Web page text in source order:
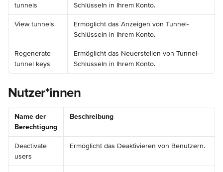
tunnels
Schlüsseln in Ihrem Konto.
View tunnels
Ermöglicht das Anzeigen von Tunnel-
Schlüsseln in Ihrem Konto.
Regenerate
tunnel keys
Ermöglicht das Neuerstellen von Tunnel-
Schlüsseln in Ihrem Konto.
Nutzer*innen
Name der
Berechtigung
Beschreibung
Deactivate
users
Ermöglicht das Deaktivieren von Benutzern.